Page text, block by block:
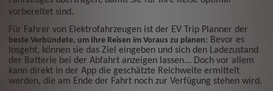
vorbereitet sind.
Für Fahrer von Elektrofahrzeugen ist der EV Trip Planner der
beste Verbündete, um Ihre Reisen im Voraus zu planen: Bevor es
losgeht, können sie das Ziel eingeben und sich den Ladezustand
der Batterie bei der Abfahrt anzeigen lassen... Doch vor allem
kann direkt in der App die geschätzte Reichweite ermittelt
werden, die am Ende der Fahrt noch zur Verfügung stehen wird.